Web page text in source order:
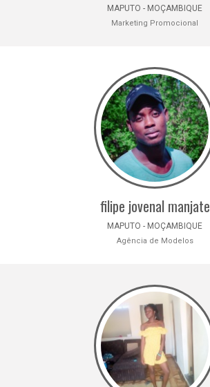
MAPUTO - MOÇAMBIQUE
Marketing Promocional
filipe jovenal manjate
MAPUTO - MOÇAMBIQUE
Agência de Modelos